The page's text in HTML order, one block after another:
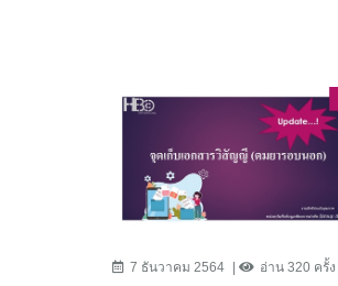
7 ธันวาคม 2564 อ่าน 320 ครั้ง